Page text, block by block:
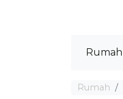
Rumah
Rumah